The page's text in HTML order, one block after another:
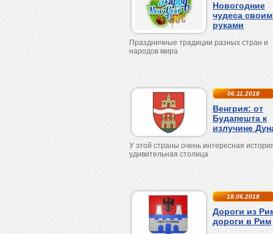
Новогодние
чудеса
руками
Праздничные традиции разных стран и
народов мира
06.11.2018
Венгрия: от
Будапешта к
излучине
У этой страны очень интересная
удивительная столица
18.06.2018
Дороги из
дороги в Рим